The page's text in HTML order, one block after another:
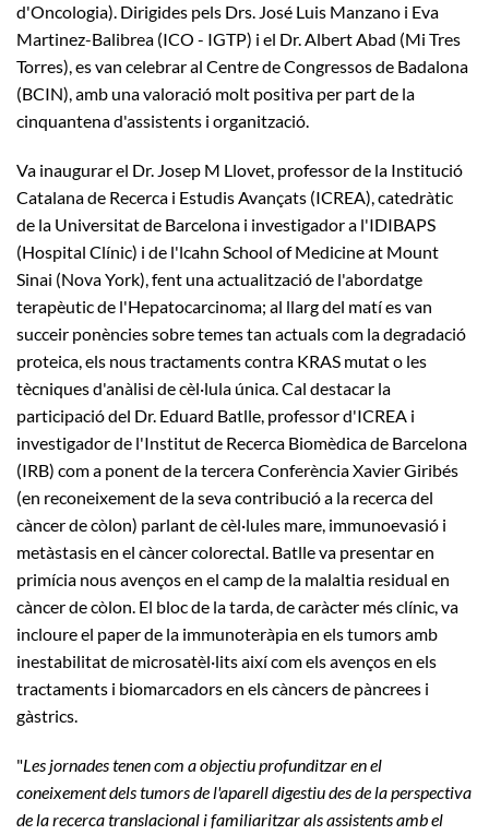
d'Oncologia). Dirigides pels Drs. José Luis Manzano i Eva
Martinez-Balibrea (ICO - IGTP) i el Dr. Albert Abad (Mi Tres
Torres), es van celebrar al Centre de Congressos de Badalona
(BCIN), amb una valoració molt positiva per part de la
cinquantena d'assistents i organització.
Va inaugurar el Dr. Josep M Llovet, professor de la Institució
Catalana de Recerca i Estudis Avançats (ICREA), catedràtic
de la Universitat de Barcelona i investigador a l'IDIBAPS
(Hospital Clínic) i de l'lcahn School of Medicine at Mount
Sinai (Nova York), fent una actualització de l'abordatge
terapèutic de l'Hepatocarcinoma; al llarg del matí es van
succeir ponències sobre temes tan actuals com la degradació
proteica, els nous tractaments contra KRAS mutat o les
tècniques d'anàlisi de cèl·lula única. Cal destacar la
participació del Dr. Eduard Batlle, professor d'ICREA i
investigador de l'Institut de Recerca Biomèdica de Barcelona
(IRB) com a ponent de la tercera Conferència Xavier Giribés
(en reconeixement de la seva contribució a la recerca del
càncer de còlon) parlant de cèl·lules mare, immunoevasió i
metàstasis en el càncer colorectal. Batlle va presentar en
primícia nous avenços en el camp de la malaltia residual en
càncer de còlon. El bloc de la tarda, de caràcter més clínic, va
incloure el paper de la immunoteràpia en els tumors amb
inestabilitat de microsatèl·lits així com els avenços en els
tractaments i biomarcadors en els càncers de pàncrees i
gàstrics.
"Les jornades tenen com a objectiu profunditzar en el
coneixement dels tumors de l'aparell digestiu des de la perspectiva
de la recerca translacional i familiaritzar als assistents amb el